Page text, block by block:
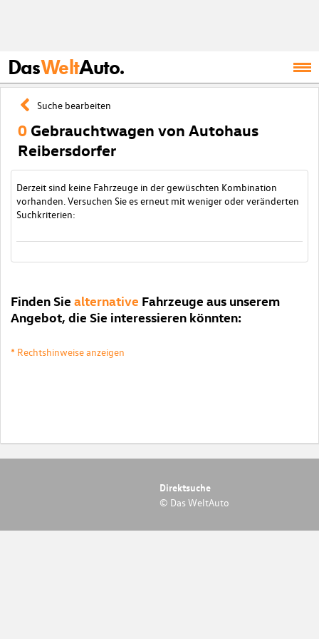
DasWeltAuto.
Suche bearbeiten
0 Gebrauchtwagen von Autohaus
Reibersdorfer
Derzeit sind keine Fahrzeuge in der gewüschten Kombination
vorhanden. Versuchen Sie es erneut mit weniger oder veränderten
Suchkriterien:
Finden Sie alternative Fahrzeuge aus unserem
Angebot, die Sie interessieren könnten:
* Rechtshinweise anzeigen
Direktsuche
© Das WeltAuto